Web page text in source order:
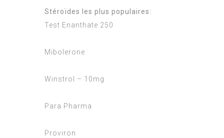
Stéroïdes les plus populaires:
Test Enanthate 250
Mibolerone
Winstrol – 10mg
Para Pharma
Proviron